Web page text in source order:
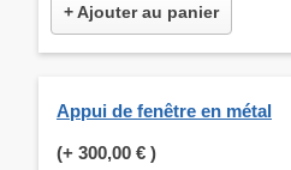
+ Ajouter au panier
Appui de fenêtre en métal
(+ 300,00 € )